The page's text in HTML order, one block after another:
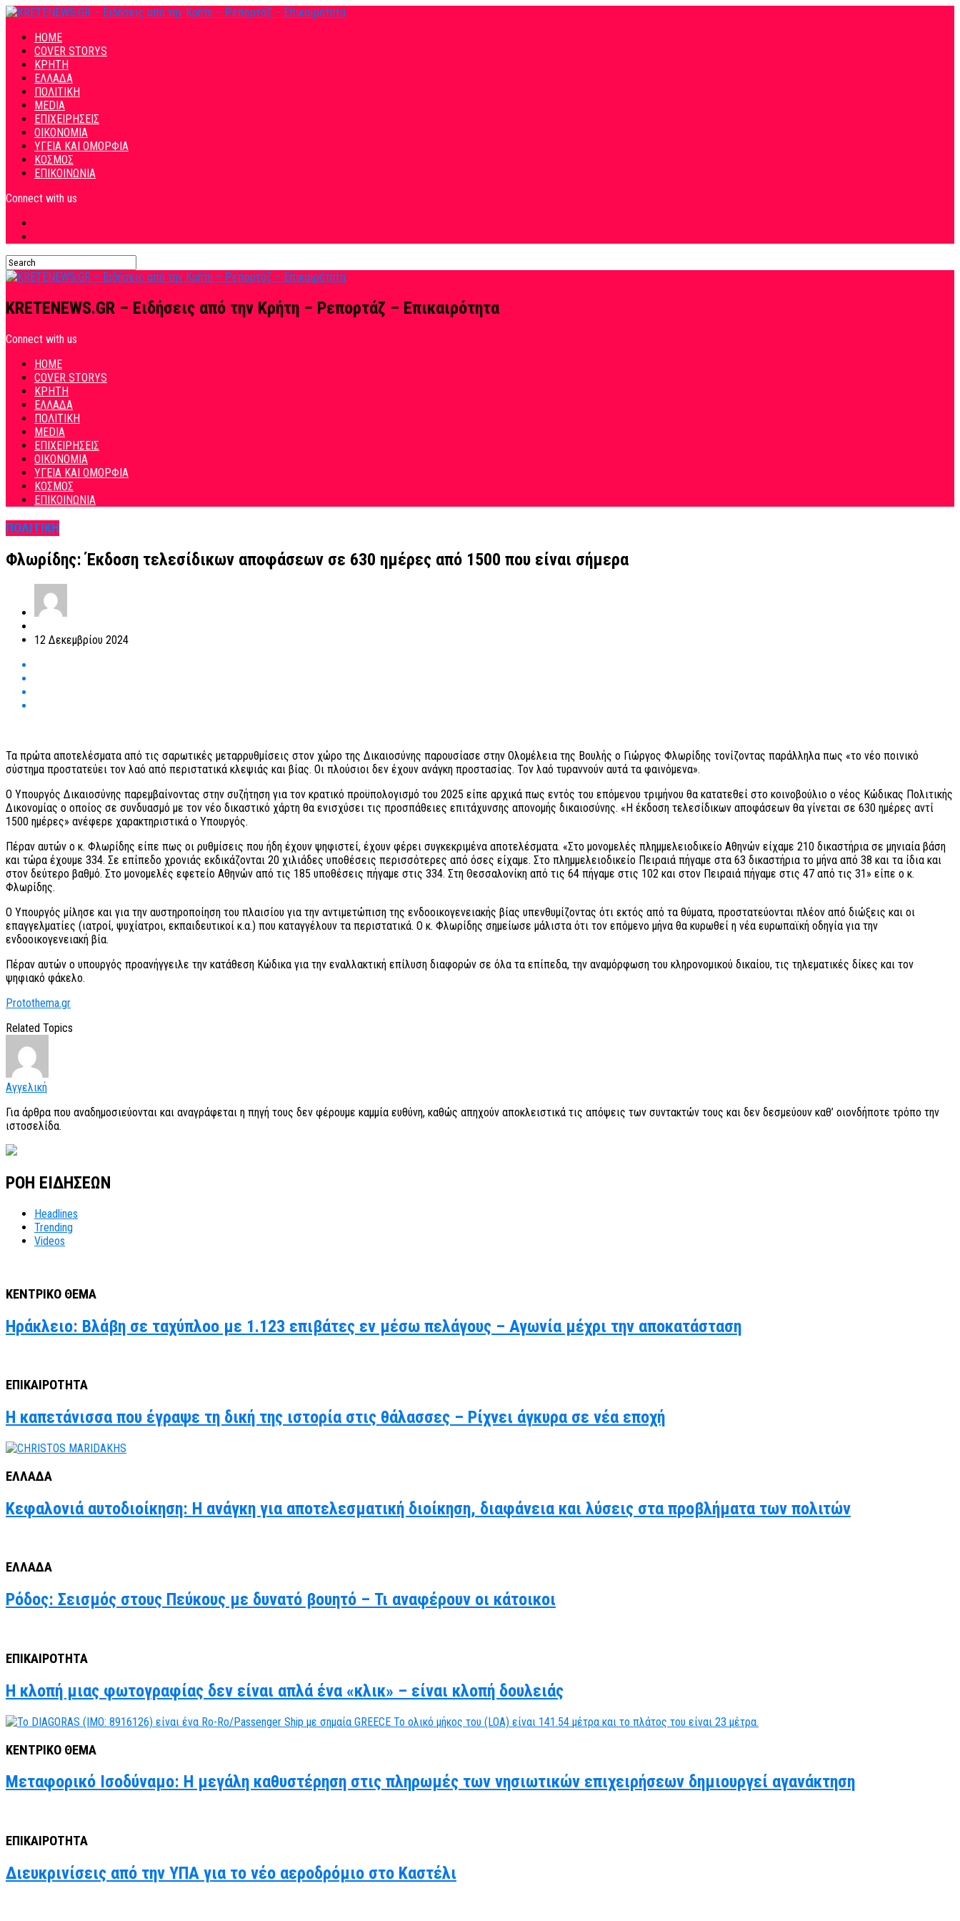
HOME
COVER STORYS
ΚΡΗΤΗ
ΕΛΛΑΔΑ
ΠΟΛΙΤΙΚΗ
MEDIA
ΕΠΙΧΕΙΡΗΣΕΙΣ
ΟΙΚΟΝΟΜΙΑ
ΥΓΕΙΑ ΚΑΙ ΟΜΟΡΦΙΑ
ΚΟΣΜΟΣ
ΕΠΙΚΟΙΝΩΝΙΑ
Connect with us
KRETENEWS.GR – Ειδήσεις από την Κρήτη – Ρεπορτάζ – Επικαιρότητα
Connect with us
HOME
COVER STORYS
ΚΡΗΤΗ
ΕΛΛΑΔΑ
ΠΟΛΙΤΙΚΗ
MEDIA
ΕΠΙΧΕΙΡΗΣΕΙΣ
ΟΙΚΟΝΟΜΙΑ
ΥΓΕΙΑ ΚΑΙ ΟΜΟΡΦΙΑ
ΚΟΣΜΟΣ
ΕΠΙΚΟΙΝΩΝΙΑ
ΠΟΛΙΤΙΚΗ
Φλωρίδης: Έκδοση τελεσίδικων αποφάσεων σε 630 ημέρες από 1500 που είναι σήμερα
12 Δεκεμβρίου 2024
Τα πρώτα αποτελέσματα από τις σαρωτικές μεταρρυθμίσεις στον χώρο της Δικαιοσύνης παρουσίασε στην Ολομέλεια της Βουλής ο Γιώργος Φλωρίδης τονίζοντας παράλληλα πως «το νέο ποινικό
σύστημα προστατεύει τον λαό από περιστατικά κλεψιάς και βίας. Οι πλούσιοι δεν έχουν ανάγκη προστασίας. Τον λαό τυραννούν αυτά τα φαινόμενα».
Ο Υπουργός Δικαιοσύνης παρεμβαίνοντας στην συζήτηση για τον κρατικό προϋπολογισμό του 2025 είπε αρχικά πως εντός του επόμενου τριμήνου θα κατατεθεί στο κοινοβούλιο ο νέος Κώδικας Πολιτικής
Δικονομίας ο οποίος σε συνδυασμό με τον νέο δικαστικό χάρτη θα ενισχύσει τις προσπάθειες επιτάχυνσης απονομής δικαιοσύνης. «Η έκδοση τελεσίδικων αποφάσεων θα γίνεται σε 630 ημέρες αντί
1500 ημέρες» ανέφερε χαρακτηριστικά ο Υπουργός.
Πέραν αυτών ο κ. Φλωρίδης είπε πως οι ρυθμίσεις που ήδη έχουν ψηφιστεί, έχουν φέρει συγκεκριμένα αποτελέσματα. «Στο μονομελές πλημμελειοδικείο Αθηνών είχαμε 210 δικαστήρια σε μηνιαία βάση
και τώρα έχουμε 334. Σε επίπεδο χρονιάς εκδικάζονται 20 χιλιάδες υποθέσεις περισσότερες από όσες είχαμε. Στο πλημμελειοδικείο Πειραιά πήγαμε στα 63 δικαστήρια το μήνα από 38 και τα ίδια και
στον δεύτερο βαθμό. Στο μονομελές εφετείο Αθηνών από τις 185 υποθέσεις πήγαμε στις 334. Στη Θεσσαλονίκη από τις 64 πήγαμε στις 102 και στον Πειραιά πήγαμε στις 47 από τις 31» είπε ο κ.
Φλωρίδης.
Ο Υπουργός μίλησε και για την αυστηροποίηση του πλαισίου για την αντιμετώπιση της ενδοοικογενειακής βίας υπενθυμίζοντας ότι εκτός από τα θύματα, προστατεύονται πλέον από διώξεις και οι
επαγγελματίες (ιατροί, ψυχίατροι, εκπαιδευτικοί κ.α.) που καταγγέλουν τα περιστατικά. Ο κ. Φλωρίδης σημείωσε μάλιστα ότι τον επόμενο μήνα θα κυρωθεί η νέα ευρωπαϊκή οδηγία για την
ενδοοικογενειακή βία.
Πέραν αυτών ο υπουργός προανήγγειλε την κατάθεση Κώδικα για την εναλλακτική επίλυση διαφορών σε όλα τα επίπεδα, την αναμόρφωση του κληρονομικού δικαίου, τις τηλεματικές δίκες και τον
ψηφιακό φάκελο.
Protothema.gr
Related Topics
Αγγελική
Για άρθρα που αναδημοσιεύονται και αναγράφεται η πηγή τους δεν φέρουμε καμμία ευθύνη, καθώς απηχούν αποκλειστικά τις απόψεις των συντακτών τους και δεν δεσμεύουν καθ’ οιονδήποτε τρόπο την
ιστοσελίδα.
ΡΟΗ ΕΙΔΗΣΕΩΝ
Headlines
Trending
Videos
ΚΕΝΤΡΙΚΟ ΘΕΜΑ
Ηράκλειο: Βλάβη σε ταχύπλοο με 1.123 επιβάτες εν μέσω πελάγους – Αγωνία μέχρι την αποκατάσταση
ΕΠΙΚΑΙΡΟΤΗΤΑ
Η καπετάνισσα που έγραψε τη δική της ιστορία στις θάλασσες – Ρίχνει άγκυρα σε νέα εποχή
ΕΛΛΑΔΑ
Κεφαλονιά αυτοδιοίκηση: Η ανάγκη για αποτελεσματική διοίκηση, διαφάνεια και λύσεις στα προβλήματα των πολιτών
ΕΛΛΑΔΑ
Ρόδος: Σεισμός στους Πεύκους με δυνατό βουητό – Τι αναφέρουν οι κάτοικοι
ΕΠΙΚΑΙΡΟΤΗΤΑ
Η κλοπή μιας φωτογραφίας δεν είναι απλά ένα «κλικ» – είναι κλοπή δουλειάς
ΚΕΝΤΡΙΚΟ ΘΕΜΑ
Μεταφορικό Ισοδύναμο: Η μεγάλη καθυστέρηση στις πληρωμές των νησιωτικών επιχειρήσεων δημιουργεί αγανάκτηση
ΕΠΙΚΑΙΡΟΤΗΤΑ
Διευκρινίσεις από την ΥΠΑ για το νέο αεροδρόμιο στο Καστέλι